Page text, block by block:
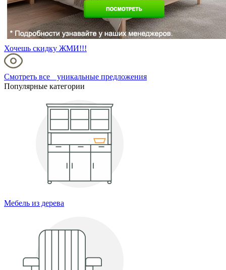
Хочешь скидку ЖМИ!!!
Смотреть все уникальные предложения
Популярные категории
Мебель из дерева